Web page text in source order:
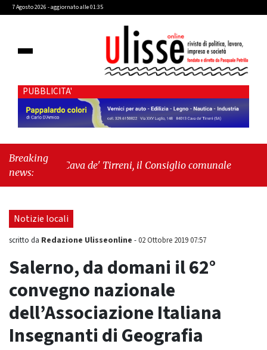
7 Agosto 2026 - aggiornato alle 01:35
PUBBLICITA'
Breaking
news:
"Cava de' Tirreni, il Consiglio comunale conferma
Sara Fariello. L'opposizione lascia l'aula al momento
ceramica ammessa alla fase europea per l’IGP"
Notizie locali
scritto da Redazione Ulisseonline -02 Ottobre 2019 07:57
Salerno, da domani il 62°
convegno nazionale
dell’Associazione Italiana
Insegnanti di Geografia